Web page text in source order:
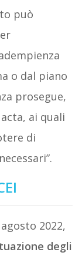
può
o dal piano
prosegue,
ai quali
di
2022,
degli